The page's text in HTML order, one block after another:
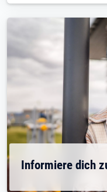
Informiere dich